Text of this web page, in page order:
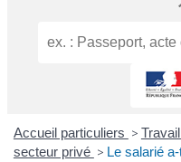
Accueil particuliers >
secteur privé > Le salarié